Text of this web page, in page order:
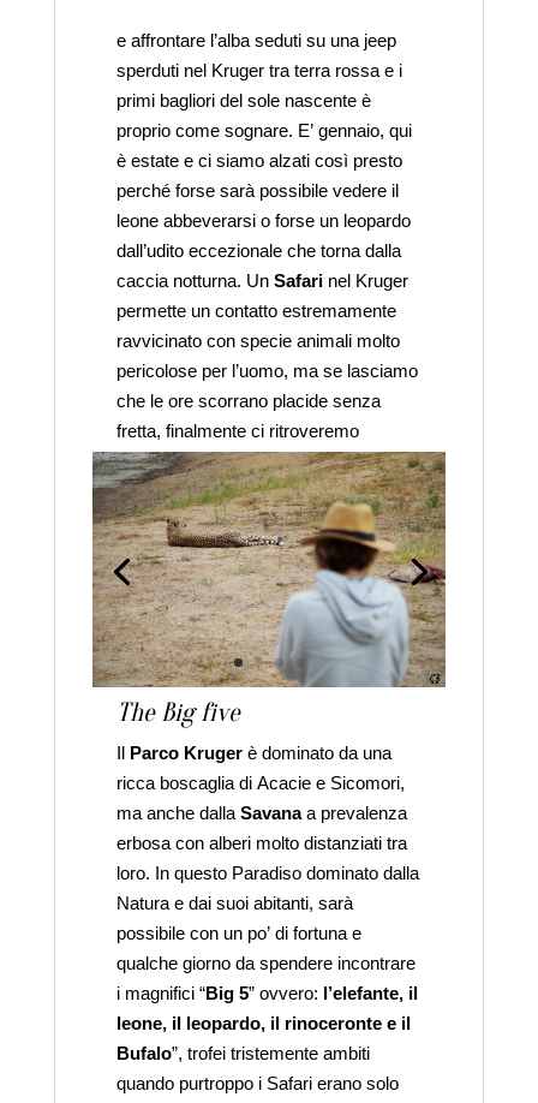
e affrontare l’alba seduti su una jeep
sperduti nel Kruger tra terra rossa e i
primi bagliori del sole nascente è
proprio come sognare. E’ gennaio, qui
è estate e ci siamo alzati così presto
perché forse sarà possibile vedere il
leone abbeverarsi o forse un leopardo
dall’udito eccezionale che torna dalla
caccia notturna. Un Safarinel Kruger
permette un contatto estremamente
ravvicinato con specie animali molto
pericolose per l’uomo, ma se lasciamo
che le ore scorrano placide senza
fretta, finalmente ci ritroveremo
sperduti in un mondo fantastico.
The Big five
Il Parco Krugerè dominato da una
ricca boscaglia di Acacie e Sicomori,
ma anche dalla Savanaa prevalenza
erbosa con alberi molto distanziati tra
loro. In questo Paradiso dominato dalla
Natura e dai suoi abitanti, sarà
possibile con un po’ di fortuna e
qualche giorno da spendere incontrare
i magnifici “Big 5” ovvero: l’elefante, il
leone, il leopardo, il rinoceronte e il
Bufalo”, trofei tristemente ambiti
quando purtroppo i Safari erano solo